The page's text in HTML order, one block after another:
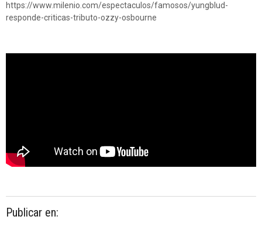
https://www.milenio.com/espectaculos/famosos/yungblud-
responde-criticas-tributo-ozzy-osbourne
Publicar en: